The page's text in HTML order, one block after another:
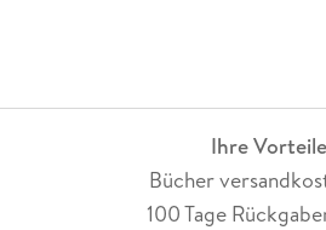
Ihre
Bücher
100 Tage